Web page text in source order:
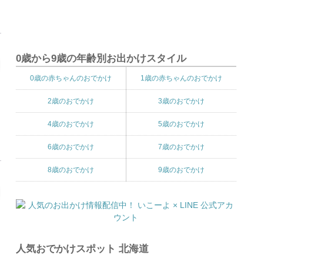
0歳から9歳の年齢別お出かけスタイル
0歳の赤ちゃんのおでかけ 1歳の赤ちゃんのおでかけ
2歳のおでかけ 3歳のおでかけ
4歳のおでかけ 5歳のおでかけ
6歳のおでかけ 7歳のおでかけ
8歳のおでかけ 9歳のおでかけ
人気おでかけスポット 北海道